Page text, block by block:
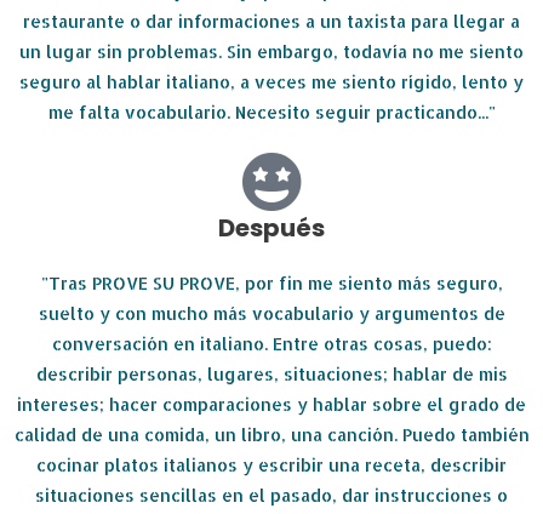
restaurante o dar informaciones a un taxista para llegar a
un lugar sin problemas. Sin embargo, todavía no me siento
seguro al hablar italiano, a veces me siento rígido, lento y
me falta vocabulario. Necesito seguir practicando..."
Después
"Tras PROVE SU PROVE, por fin me siento más seguro,
suelto y con mucho más vocabulario y argumentos de
conversación en italiano. Entre otras cosas, puedo:
describir personas, lugares, situaciones; hablar de mis
intereses; hacer comparaciones y hablar sobre el grado de
calidad de una comida, un libro, una canción. Puedo también
cocinar platos italianos y escribir una receta, describir
situaciones sencillas en el pasado, dar instrucciones o